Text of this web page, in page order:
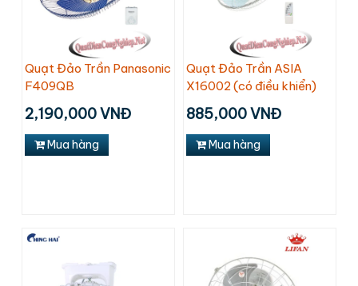
Quạt Đảo Trần Panasonic
F409QB
2,190,000 VNĐ
Mua hàng
Quạt Đảo Trần ASIA
X16002 (có điều khiển)
885,000 VNĐ
Mua hàng